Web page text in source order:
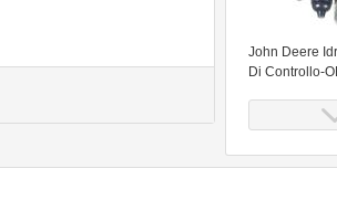
John Deere
Di Controllo-